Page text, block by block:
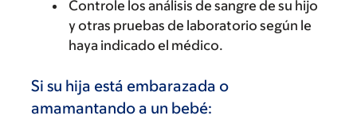
Controle los análisis de sangre de su hijo
y otras pruebas de laboratorio según le
haya indicado el médico.
Si su hija está embarazada o
amamantando a un bebé: